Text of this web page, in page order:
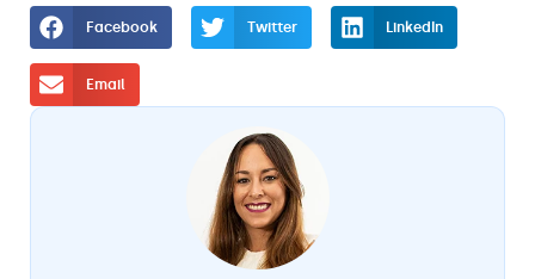
Facebook Twitter LinkedIn
Email